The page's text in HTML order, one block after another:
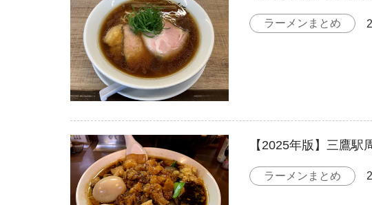
ラーメンまとめ
【2025年版】三鷹
ラーメンまとめ